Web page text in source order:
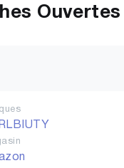
Ouvertes